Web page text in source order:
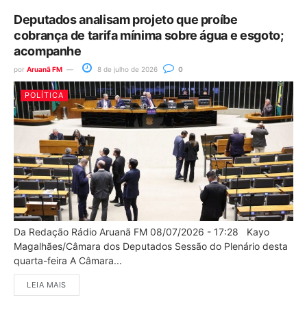
Deputados analisam projeto que proíbe
cobrança de tarifa mínima sobre água e esgoto;
acompanhe
por Aruanã FM 8 de julho de 2026 0
POLÍTICA
Da Redação Rádio Aruanã FM 08/07/2026 - 17:28 Kayo
Magalhães/Câmara dos Deputados Sessão do Plenário desta
quarta-feira A Câmara...
LEIA MAIS